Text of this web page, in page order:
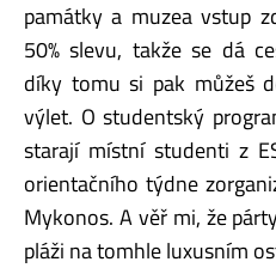
památky a muzea vstup
50% slevu, takže se dá
díky tomu si pak můžeš
výlet. O studentský
starají místní studenti z
orientačního týdne
Mykonos. A věř mi, že
pláži na tomhle luxusním